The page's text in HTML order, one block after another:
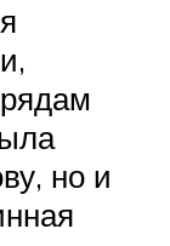
но и